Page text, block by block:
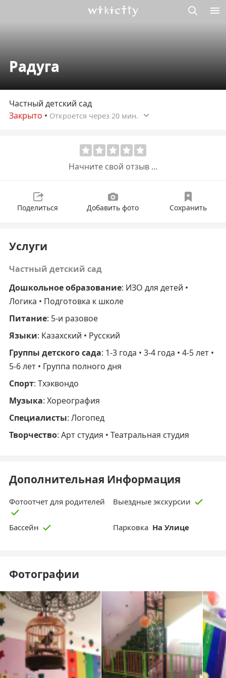
Радуга
Частный детский сад
Закрыто • Откроется через 20 мин.
Начните свой отзыв ...
Поделиться Добавить фото Сохранить
Услуги
Частный детский сад
Дошкольное образование: ИЗО для детей •
Логика • Подготовка к школе
Питание: 5-и разовое
Языки: Казахский • Русский
Группы детского сада: 1-3 года • 3-4 года • 4-5 лет •
5-6 лет • Группа полного дня
Спорт: Тхэквондо
Музыка: Хореография
Специалисты: Логопед
Творчество: Арт студия • Театральная студия
Дополнительная Информация
Фотоотчет для родителей Выездные экскурсии
Бассейн Парковка На Улице
Фотографии